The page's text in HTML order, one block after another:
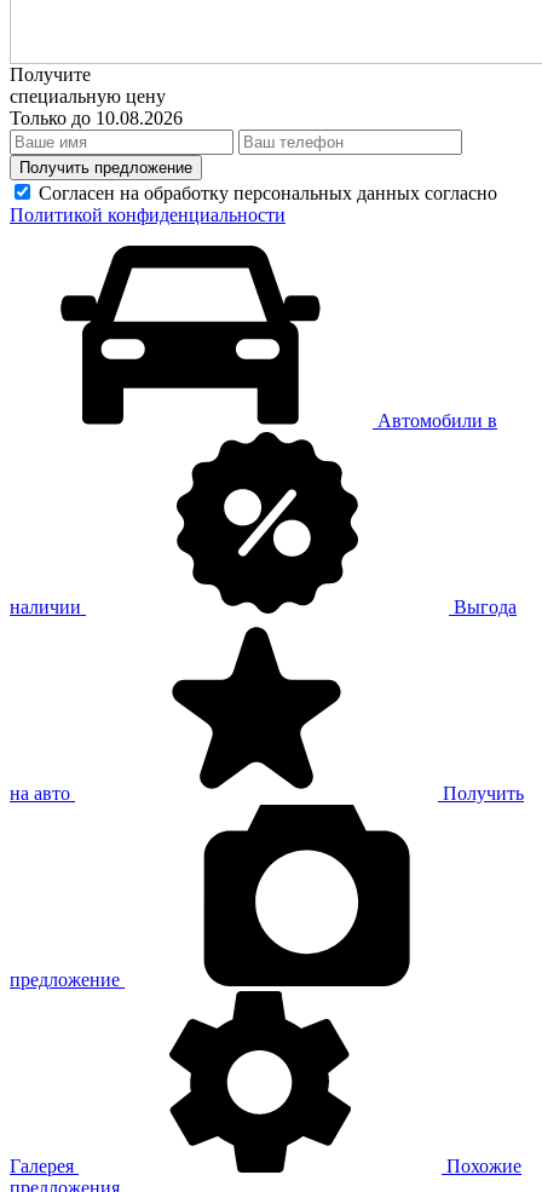
Получите
специальную цену
Только до 10.08.2026
Получить предложение
Согласен на обработку персональных данных согласно
Политикой конфиденциальности
Автомобили в
наличии Выгода
на авто Получить
предложение
Галерея
Похожие
предложения